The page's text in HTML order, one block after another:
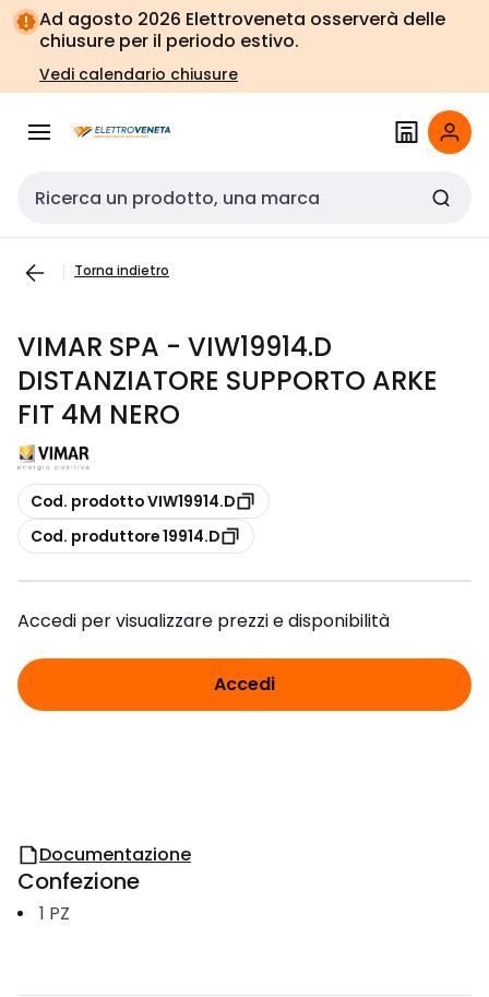
Vai alla
navigazione
Vai
alla
pagina
Ad agosto 2026 Elettroveneta osserverà delle
chiusure per il periodo estivo.
Vedi calendario chiusure
Cerca input
Torna indietro
VIMAR SPA - VIW19914.D
DISTANZIATORE SUPPORTO ARKE
FIT 4M NERO
copia
Cod. prodotto VIW19914.D
copia
Cod. produttore 19914.D
Accedi per visualizzare prezzi e disponibilità
Accedi
Documentazione
Confezione
1 PZ